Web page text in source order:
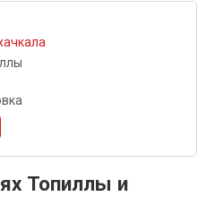
Топиллы и